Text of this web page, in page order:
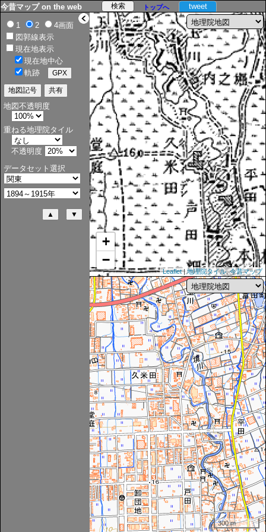
> tweet
今昔マップ on the web トップへ
+
−
Leaflet|地理院タイル,今昔マップ
300 m
1 2
4画面
図郭線表示
現在地表示
現在地中心
軌跡
地図不透明度
重ねる地理院タイル
不透明度
データセット選択